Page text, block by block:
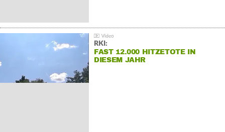
RKI:
FAST 12.000 HITZETOTE IN
DIESEM JAHR